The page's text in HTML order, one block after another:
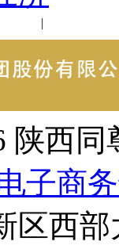
|
陕西
子商
区西